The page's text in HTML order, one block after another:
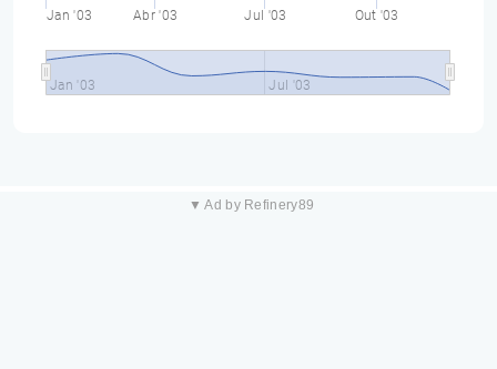
Jan '03 Abr '03 Jul '03 Out '03
Jan '03 Jul '03
▼ Ad by Refinery89